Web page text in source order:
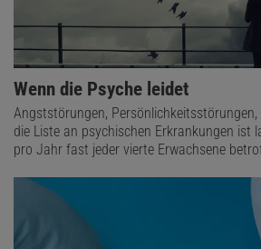
Wenn die Psyche leidet
Angststörungen,
die Liste an psychischen Erkrankungen ist
pro Jahr fast jeder vierte Erwachsene